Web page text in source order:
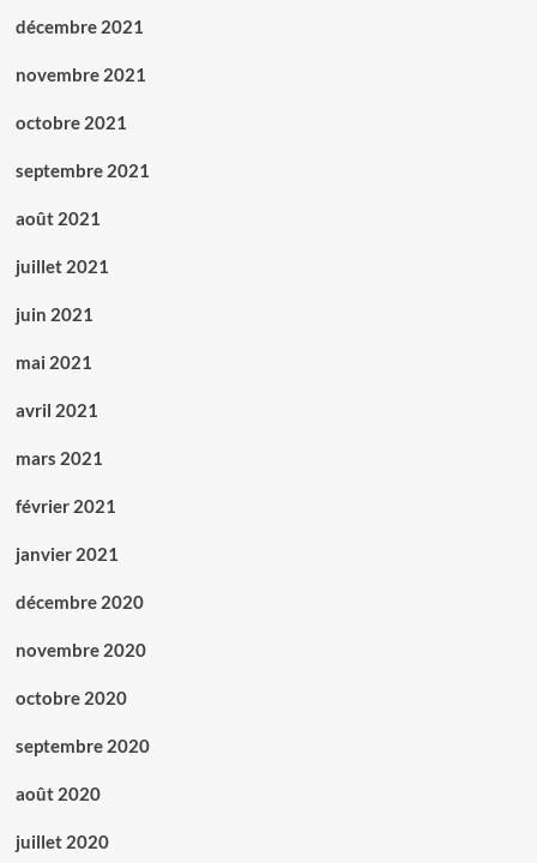
décembre 2021
novembre 2021
octobre 2021
septembre 2021
août 2021
juillet 2021
juin 2021
mai 2021
avril 2021
mars 2021
février 2021
janvier 2021
décembre 2020
novembre 2020
octobre 2020
septembre 2020
août 2020
juillet 2020